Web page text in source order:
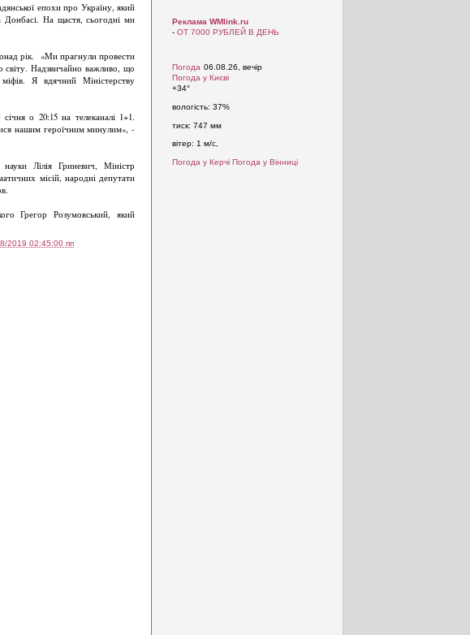
епохи про Україну, який
Донбасі. На щастя, сьогодні ми
рік. «Ми прагнули провести
світу. Надзвичайно важливо, що
міфів. Я вдячний Міністерству
о 20:15 на телеканалі 1+1.
нашим героїчним минулим», -
Лілія Гриневич, Міністр
місій, народні депутати
Грегор Розумовський, який
2019 02:45:00 пп
Реклама WMlink.ru
- ОТ 7000 РУБЛЕЙ В ДЕНЬ
Погода 06.08.26, вечір
Погода у Києві
+34°
вологість: 37%
тиск: 747 мм
вітер: 1 м/с,
Погода у Керчі Погода у Вінниці